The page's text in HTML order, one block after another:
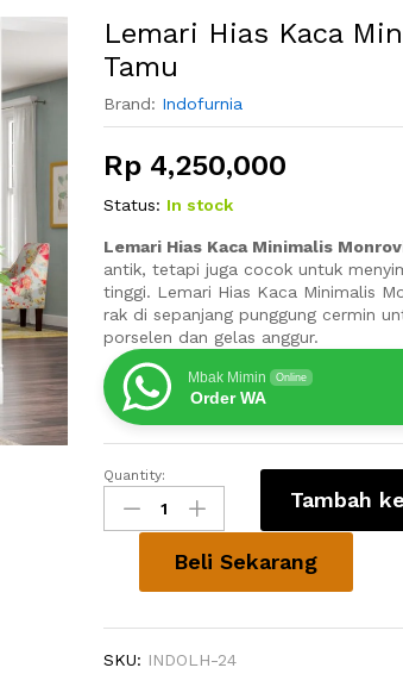
Lemari Hias Kaca
Tamu
Brand: Indofurnia
Rp4,250,000
Status: In stock
Lemari Hias Kaca Minimalis
antik, tetapi juga cocok untuk
tinggi. Lemari Hias Kaca Minimalis
rak di sepanjang punggung cermin
porselen dan gelas anggur.
Mbak Mimin Online
Order WA
Lemari
Hias
Kaca
quantity
Quantity:
Tambah
Beli Sekarang
SKU: INDOLH-24